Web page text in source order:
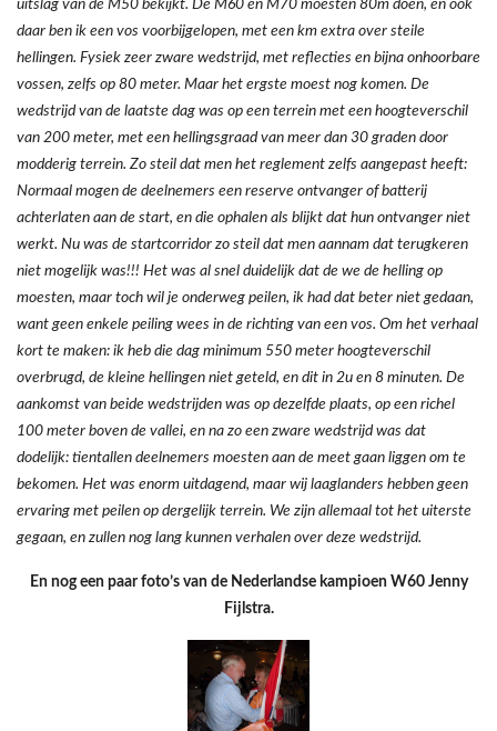
uitslag van de M50 bekijkt. De M60 en M70 moesten 80m doen, en ook
daar ben ik een vos voorbijgelopen, met een km extra over steile
hellingen. Fysiek zeer zware wedstrijd, met reflecties en bijna onhoorbare
vossen, zelfs op 80 meter. Maar het ergste moest nog komen. De
wedstrijd van de laatste dag was op een terrein met een hoogteverschil
van 200 meter, met een hellingsgraad van meer dan 30 graden door
modderig terrein. Zo steil dat men het reglement zelfs aangepast heeft:
Normaal mogen de deelnemers een reserve ontvanger of batterij
achterlaten aan de start, en die ophalen als blijkt dat hun ontvanger niet
werkt. Nu was de startcorridor zo steil dat men aannam dat terugkeren
niet mogelijk was!!! Het was al snel duidelijk dat de we de helling op
moesten, maar toch wil je onderweg peilen, ik had dat beter niet gedaan,
want geen enkele peiling wees in de richting van een vos. Om het verhaal
kort te maken: ik heb die dag minimum 550 meter hoogteverschil
overbrugd, de kleine hellingen niet geteld, en dit in 2u en 8 minuten. De
aankomst van beide wedstrijden was op dezelfde plaats, op een richel
100 meter boven de vallei, en na zo een zware wedstrijd was dat
dodelijk: tientallen deelnemers moesten aan de meet gaan liggen om te
bekomen. Het was enorm uitdagend, maar wij laaglanders hebben geen
ervaring met peilen op dergelijk terrein. We zijn allemaal tot het uiterste
gegaan, en zullen nog lang kunnen verhalen over deze wedstrijd.
En nog een paar foto’s van de Nederlandse kampioen W60 Jenny
Fijlstra.